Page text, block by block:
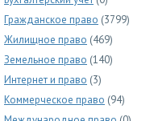
Гражданское право (3799)
Жилищное право (469)
Земельное право (140)
Интернет и право (3)
Коммерческое право (94)